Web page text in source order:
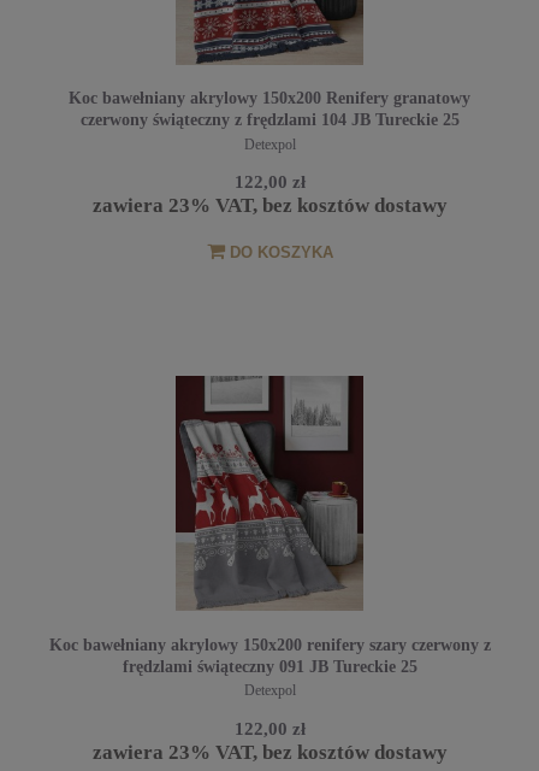
Koc bawełniany akrylowy 150x200 Renifery granatowy
czerwony świąteczny z frędzlami 104 JB Tureckie 25
Detexpol
122,00 zł
zawiera 23% VAT, bez kosztów dostawy
DO KOSZYKA
Koc bawełniany akrylowy 150x200 renifery szary czerwony z
frędzlami świąteczny 091 JB Tureckie 25
Detexpol
122,00 zł
zawiera 23% VAT, bez kosztów dostawy